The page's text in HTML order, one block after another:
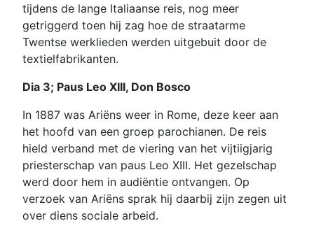
tijdens de lange Italiaanse reis, nog meer
getriggerd toen hij zag hoe de straatarme
Twentse werklieden werden uitgebuit door de
textielfabrikanten.
Dia 3; Paus Leo XIII, Don Bosco
In 1887 was Ariëns weer in Rome, deze keer aan
het hoofd van een groep parochianen. De reis
hield verband met de viering van het vijtiigjarig
priesterschap van paus Leo XIII. Het gezelschap
werd door hem in audiëntie ontvangen. Op
verzoek van Ariëns sprak hij daarbij zijn zegen uit
over diens sociale arbeid.